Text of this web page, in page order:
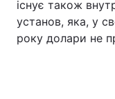
існує також
установ, яка, у
року долари не